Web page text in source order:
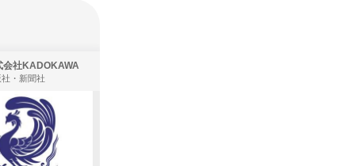
会社KADOKAWA
・新聞社